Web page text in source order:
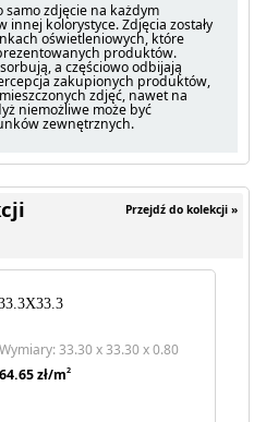
samo zdjęcie na każdym
kolorystyce. Zdjęcia zostały
oświetleniowych, które
produktów.
a częściowo odbijają
zakupionych produktów,
zdjęć, nawet na
niemożliwe może być
zewnętrznych.
Przejdź do kolekcji »
Wymiary: 33.30 x 33.30 x 0.80
64.65zł/m2